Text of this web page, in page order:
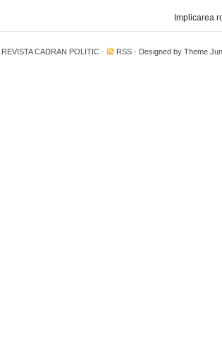
Implicarea
REVISTA CADRAN POLITIC · RSS · Designed by Theme